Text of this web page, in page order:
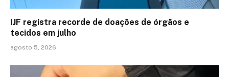
IJF registra recorde de doações de órgãos e
tecidos em julho
agosto 5, 2026